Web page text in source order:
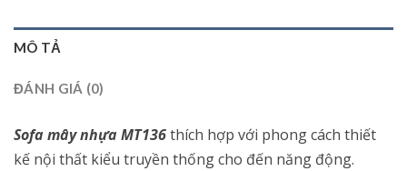
MÔ TẢ
ĐÁNH GIÁ (0)
Sofa mây nhựa MT136thích hợp với phong cách thiết
kế nội thất kiểu truyền thống cho đến năng động.